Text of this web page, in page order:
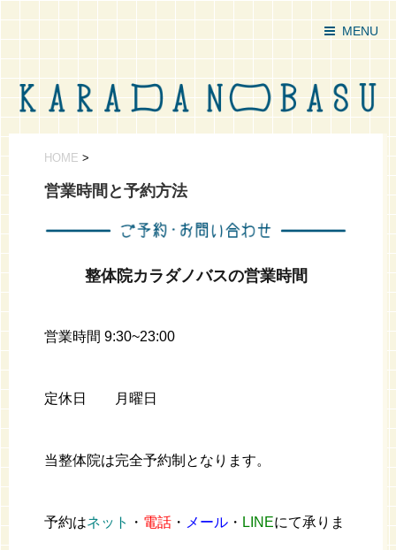
MENU
HOME >
営業時間と予約方法
整体院カラダノバスの営業時間
営業時間 9:30~23:00
定休日 月曜日
当整体院は完全予約制となります。
予約はネット ・ 電話 ・ メール ・ LINEにて承りま